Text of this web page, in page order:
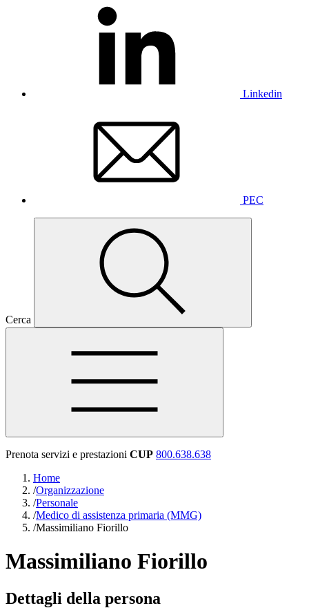
Linkedin
PEC
Cerca
Prenota servizi e prestazioni CUP 800.638.638
Home
/Organizzazione
/Personale
/Medico di assistenza primaria (MMG)
/Massimiliano Fiorillo
Massimiliano Fiorillo
Dettagli della persona